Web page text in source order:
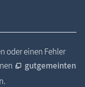
oder einen Fehler
gutgemeinten